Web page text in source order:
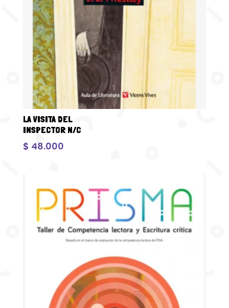
LA VISITA DEL
INSPECTOR N/C
$ 48.000